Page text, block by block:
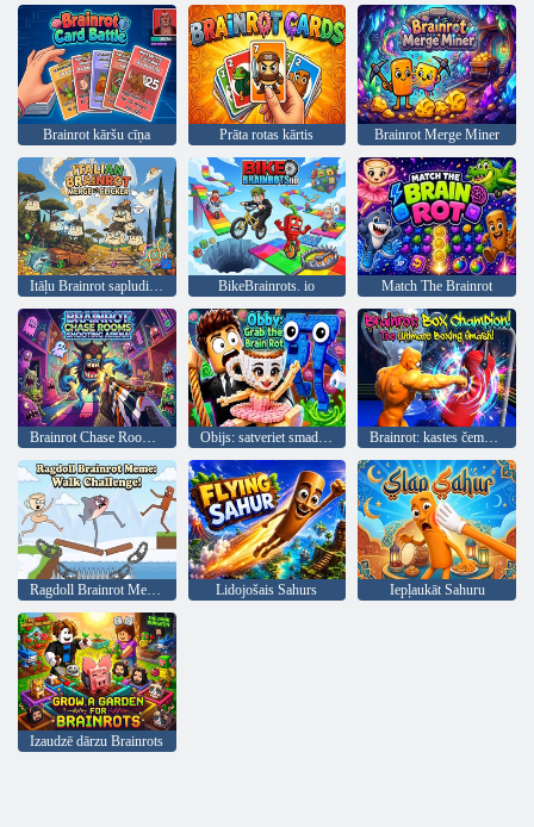
Brainrot kāršu cīņa Prāta rotas kārtis Brainrot Merge Miner
Itāļu Brainrot sapludināšanas klikšķinātājs BikeBrainrots. io Match The Brainrot
Brainrot Chase Rooms šaušanas arēna Obijs: satveriet smadzeņu puvi Brainrot: kastes čempions!
Ragdoll Brainrot Meme: Walk Challenge! Lidojošais Sahurs Iepļaukāt Sahuru
Izaudzē dārzu Brainrots